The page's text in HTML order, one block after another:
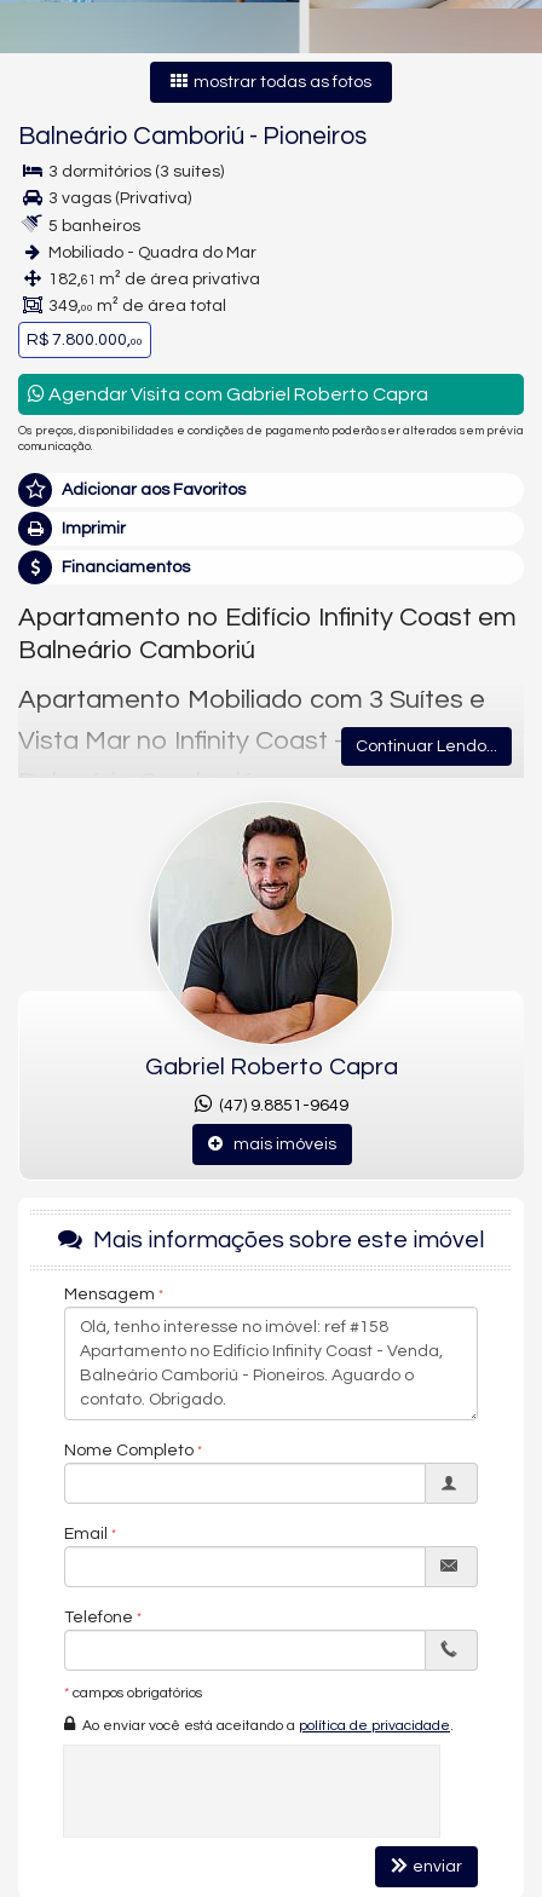
mostrar todas as fotos
Balneário Camboriú - Pioneiros
3 dormitórios (3 suítes)
3 vagas (Privativa)
5 banheiros
Mobiliado - Quadra do Mar
182,61 m² de área privativa
349,00 m² de área total
R$ 7.800.000,00
Agendar Visita com Gabriel Roberto Capra
Os preços, disponibilidades e condições de pagamento poderão ser alterados sem prévia
comunicação.
Adicionar aos Favoritos
Imprimir
Financiamentos
Apartamento no Edifício Infinity Coast em
Balneário Camboriú
Apartamento Mobiliado com 3 Suítes e
Vista Mar no Infinity Coast – Pioneiros,
Balneário Camboriú
Localizado no bairro Pioneiros, próximo ao mar, este
apartamento mobiliado e decorado no Edifício Infinity Coast
está pronto para morar. São 182,61 m² de área privativa (349 m²
de área total), com 3 suítes, sendo uma suíte master, 5
banheiros e 3 vagas de garagem, com vista mar livre e vista
panorâmica, na Rua Julieta Lins.
Ambientes do apartamento
Living integrado à sala de estar, sala de jantar e sala para 3
Cozinha americana
Sacada com churrasqueira e sacada integrada
Acabamentos e infraestrutura
Piso porcelanato e piso laminado
Fechadura eletrônica
Móveis planejados
Ar-condicionado
Aquecimento de água
Internet/Wi-Fi
Estrutura completa de lazer do Infinity Coast
O empreendimento reserva uma estrutura de lazer completa,
com piscina, piscina infantil, piscina térmica, espaço fitness,
espaço zen, sauna e solarium, além de espaço gourmet, bar,
lounge, cinema, sala de jogos, salão de festas, brinquedoteca e
hidromassagem, estar social, acessibilidade para PNE,
automação predial, gerador e painéis de energia solar, portaria
água, medidores individuais, infraestrutura para veículos
elétricos, gás central, bicicletário, box de praia, entrada para
Continuar Lendo...
Gabriel Roberto Capra
(47) 9.8851-9649
mais imóveis
Mais informações sobre este imóvel
Mensagem
Nome Completo
Email
Telefone
* campos obrigatórios
Ao enviar você está aceitando a política de privacidade
enviar